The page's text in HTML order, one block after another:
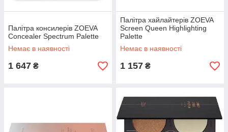
Палітра консилерів ZOEVA
Concealer Spectrum Palette
Немає в наявності
1 647 ₴
Палітра хайлайтерів ZOEVA
Screen Queen Highlighting
Palette
Немає в наявності
1 157 ₴